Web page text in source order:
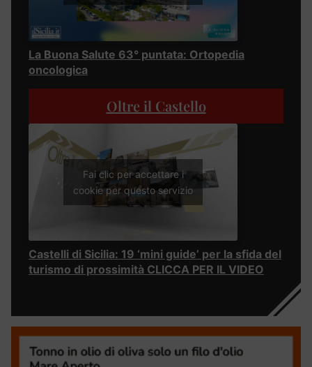
La Buona Salute 63° puntata: Ortopedia
oncologica
Oltre il Castello
Fai clic per accettare i
cookie per questo servizio
Castelli di Sicilia: 19 ‘mini guide’ per la sfida del
turismo di prossimità CLICCA PER IL VIDEO